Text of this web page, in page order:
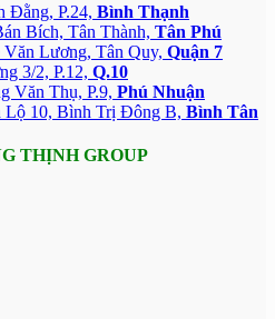
Đằng, P.24, Bình Thạnh
Bích, Tân Thành, Tân Phú
Lương, Tân Quy, Quận 7
3/2, P.12, Q.10
Văn Thụ, P.9, Phú Nhuận
Lộ 10, Bình Trị Đông B, Bình Tân
THỊNH GROUP